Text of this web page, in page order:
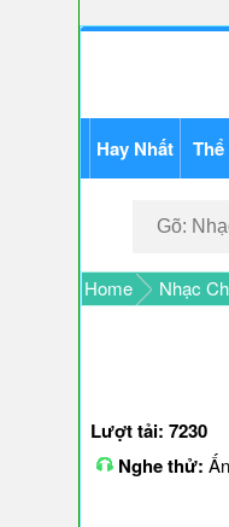
Hay Nhất
Home Nhạc
Lượt tải: 7230
Nghe thử: